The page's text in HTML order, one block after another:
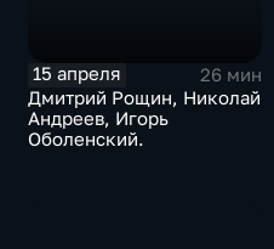
15 апреля
26 мин
Дмитрий Рощин, Николай
Андреев, Игорь
Оболенский.